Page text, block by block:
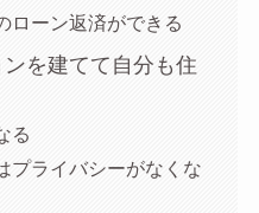
ローン返済ができる
を建てて自分も住
る
プライバシーがなくな